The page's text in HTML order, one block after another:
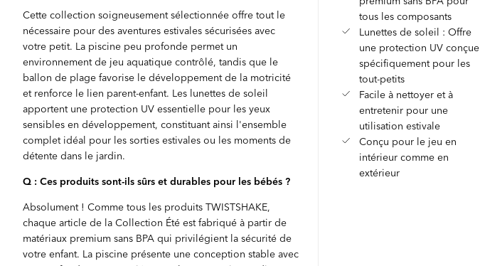
Cette collection soigneusement sélectionnée offre tout le
nécessaire pour des aventures estivales sécurisées avec
votre petit. La piscine peu profonde permet un
environnement de jeu aquatique contrôlé, tandis que le
ballon de plage favorise le développement de la motricité
et renforce le lien parent-enfant. Les lunettes de soleil
apportent une protection UV essentielle pour les yeux
sensibles en développement, constituant ainsi l'ensemble
complet idéal pour les sorties estivales ou les moments de
détente dans le jardin.
Q : Ces produits sont-ils sûrs et durables pour les bébés ?
Absolument ! Comme tous les produits TWISTSHAKE,
chaque article de la Collection Été est fabriqué à partir de
matériaux premium sans BPA qui privilégient la sécurité de
votre enfant. La piscine présente une conception stable avec
tous les composants
Lunettes de soleil : Offre
une protection UV conçue
spécifiquement pour les
tout-petits
Facile à nettoyer et à
entretenir pour une
utilisation estivale
Conçu pour le jeu en
intérieur comme en
extérieur